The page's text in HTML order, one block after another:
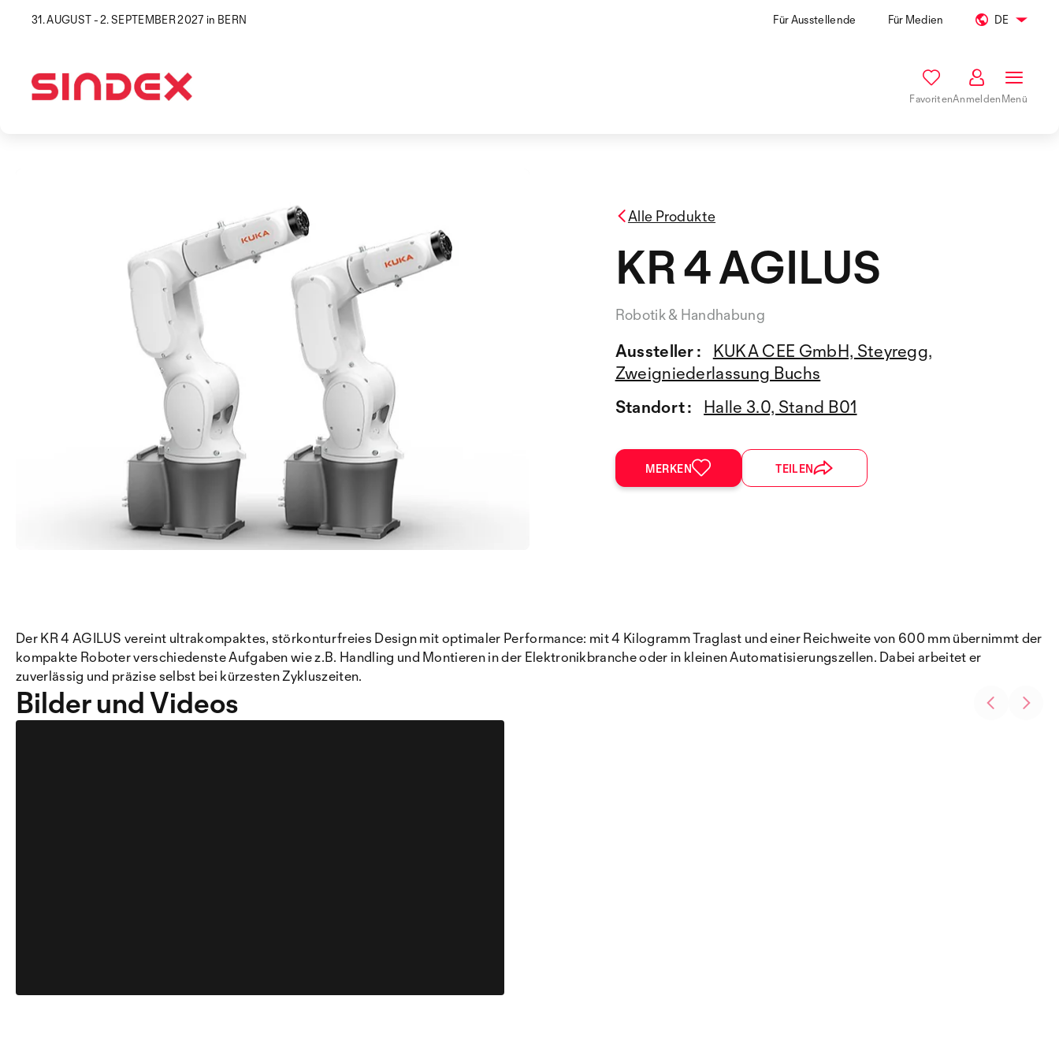
31. AUGUST - 2. SEPTEMBER 2027 in BERN Für Ausstellende Für Medien DE
FavoritenAnmeldenMenü
Alle Produkte
KR 4 AGILUS
Robotik & Handhabung
Aussteller :
KUKA CEE GmbH, Steyregg,
Zweigniederlassung Buchs
Standort :
Halle 3.0, Stand B01
MERKEN TEILEN
Der KR 4 AGILUS vereint ultrakompaktes, störkonturfreies Design mit optimaler Performance: mit 4 Kilogramm Traglast und einer Reichweite von 600 mm übernimmt der
kompakte Roboter verschiedenste Aufgaben wie z.B. Handling und Montieren in der Elektronikbranche oder in kleinen Automatisierungszellen. Dabei arbeitet er
zuverlässig und präzise selbst bei kürzesten Zykluszeiten.
Bilder und Videos